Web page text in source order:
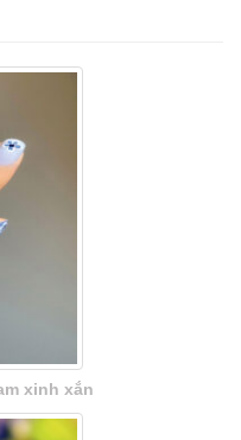
xinh xắn